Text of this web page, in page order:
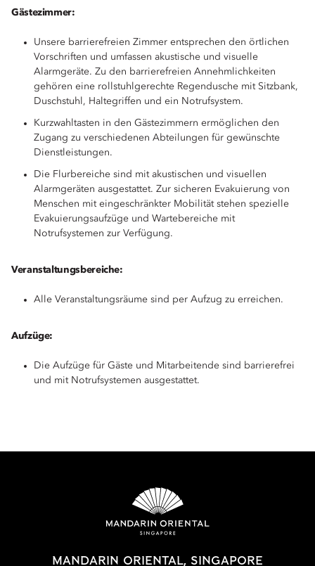
Gästezimmer:
Unsere barrierefreien Zimmer entsprechen den örtlichen
Vorschriften und umfassen akustische und visuelle
Alarmgeräte. Zu den barrierefreien Annehmlichkeiten
gehören eine rollstuhlgerechte Regendusche mit Sitzbank,
Duschstuhl, Haltegriffen und ein Notrufsystem.
Kurzwahltasten in den Gästezimmern ermöglichen den
Zugang zu verschiedenen Abteilungen für gewünschte
Dienstleistungen.
Die Flurbereiche sind mit akustischen und visuellen
Alarmgeräten ausgestattet. Zur sicheren Evakuierung von
Menschen mit eingeschränkter Mobilität stehen spezielle
Evakuierungsaufzüge und Wartebereiche mit
Notrufsystemen zur Verfügung.
Veranstaltungsbereiche:
Alle Veranstaltungsräume sind per Aufzug zu erreichen.
Aufzüge:
Die Aufzüge für Gäste und Mitarbeitende sind barrierefrei
und mit Notrufsystemen ausgestattet.
MANDARIN ORIENTAL, SINGAPORE